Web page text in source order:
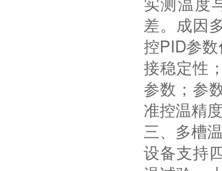
差。成因
控PID参
接稳定性
参数；参
准控温精
三、多槽
设备支持